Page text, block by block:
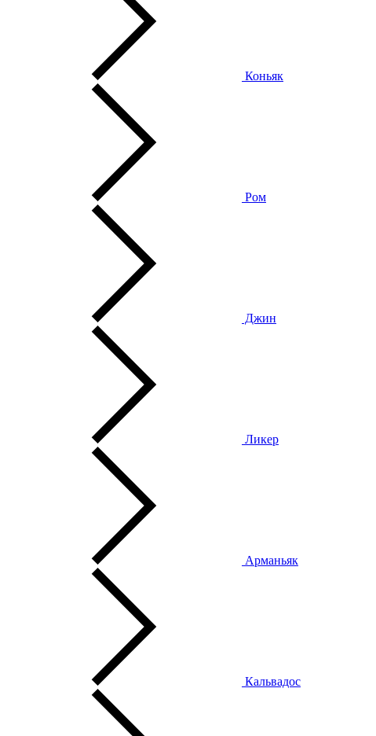
Коньяк
Ром
Джин
Ликер
Арманьяк
Кальвадос